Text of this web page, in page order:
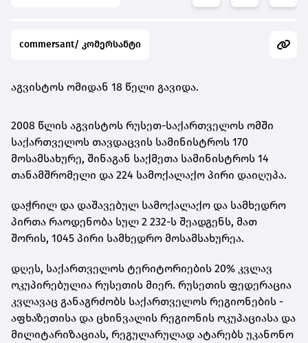
commersant/ კომერსანტი
აგვისტოს ომიდან 18 წელი გავიდა.
2008 წლის აგვისტოს რუსეთ-საქართველოს ომში
საქართველოს თავდაცვის სამინისტროს 170
მოსამსახურე, შინაგან საქმეთა სამინისტროს 14
თანამშრომელი და 224 სამოქალაქო პირი დაიღუპა.
დაჭრილ და დაშავებულ სამოქალაქო და სამხედრო
პირთა რაოდენობა სულ 2 232-ს შეადგენს, მათ
შორის, 1045 პირი სამხედრო მოსამსახურეა.
დღეს, საქართველოს ტერიტორიების 20% კვლავ
ოკუპირებულია რუსეთის მიერ. რუსეთის ფედერაცია
კვლავაც განაგრძობს საქართველოს რეგიონების -
აფხაზეთისა და ცხინვალის რეგიონის ოკუპაციასა და
მილიტარიზაციას, რეგულარულად ატარებს უკანონო